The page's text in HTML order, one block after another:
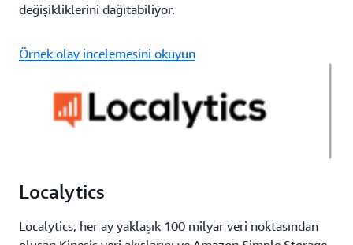
değişikliklerini dağıtabiliyor.
Örnek olay incelemesini okuyun
Localytics
Localytics, her ay yaklaşık 100 milyar veri noktasından